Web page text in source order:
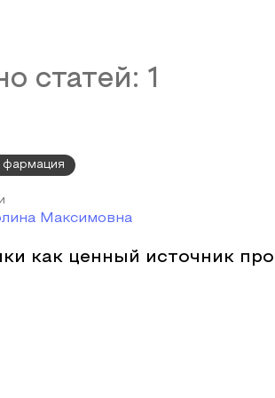
статей: 1
фармация
Максимовна
как ценный источник